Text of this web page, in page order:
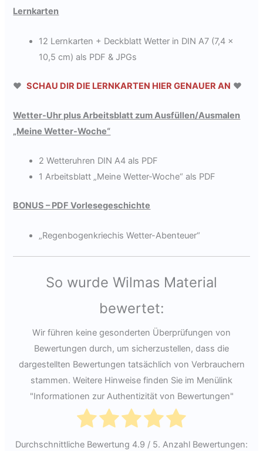
Lernkarten
12 Lernkarten + Deckblatt Wetter in DIN A7 (7,4 x
10,5 cm) als PDF & JPGs
❤SCHAU DIR DIE LERNKARTEN HIER GENAUER AN ❤
Wetter-Uhr plus Arbeitsblatt zum Ausfüllen/Ausmalen
„Meine Wetter-Woche“
2 Wetteruhren DIN A4 als PDF
1 Arbeitsblatt „Meine Wetter-Woche“ als PDF
BONUS – PDF Vorlesegeschichte
„Regenbogenkriechis Wetter-Abenteuer“
So wurde Wilmas Material
bewertet:
Wir führen keine gesonderten Überprüfungen von
Bewertungen durch, um sicherzustellen, dass die
dargestellten Bewertungen tatsächlich von Verbrauchern
stammen. Weitere Hinweise finden Sie im Menülink
"Informationen zur Authentizität von Bewertungen"
Durchschnittliche Bewertung 4.9 / 5. Anzahl Bewertungen: